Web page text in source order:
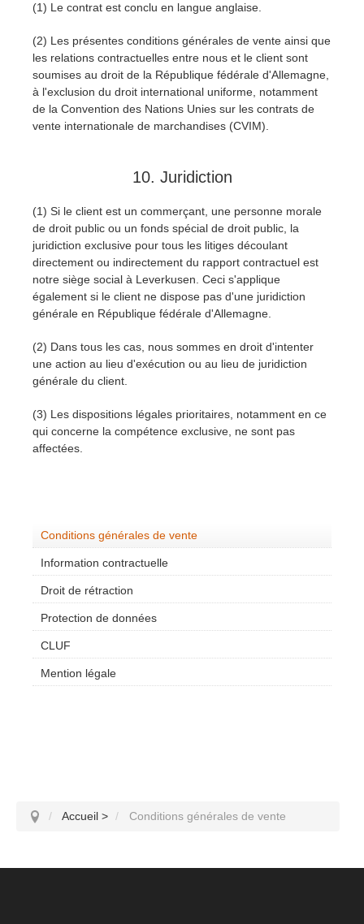
(1) Le contrat est conclu en langue anglaise.
(2) Les présentes conditions générales de vente ainsi que
les relations contractuelles entre nous et le client sont
soumises au droit de la République fédérale d'Allemagne,
à l'exclusion du droit international uniforme, notamment
de la Convention des Nations Unies sur les contrats de
vente internationale de marchandises (CVIM).
10. Juridiction
(1) Si le client est un commerçant, une personne morale
de droit public ou un fonds spécial de droit public, la
juridiction exclusive pour tous les litiges découlant
directement ou indirectement du rapport contractuel est
notre siège social à Leverkusen. Ceci s'applique
également si le client ne dispose pas d'une juridiction
générale en République fédérale d'Allemagne.
(2) Dans tous les cas, nous sommes en droit d'intenter
une action au lieu d'exécution ou au lieu de juridiction
générale du client.
(3) Les dispositions légales prioritaires, notamment en ce
qui concerne la compétence exclusive, ne sont pas
affectées.
Conditions générales de vente
Information contractuelle
Droit de rétraction
Protection de données
CLUF
Mention légale
Accueil > Conditions générales de vente